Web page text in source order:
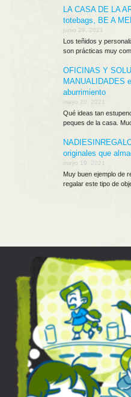
LA CASA DE LA
totebags, BE A
junio 29, 2021
Los teñidos y
son prácticas muy
OFICINAS Y
MANUALIDADES
aburrimiento
mayo 20, 2021
Qué ideas tan
peques de la casa.
originales que
mayo 19, 2021
Muy buen ejemplo de
regalar este tipo de